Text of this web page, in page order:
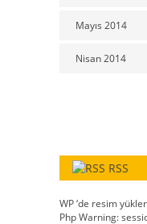
Mayıs 2014
Nisan 2014
RSS
WP ‘de resim
Php Warning: